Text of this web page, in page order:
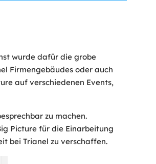
wurde dafür die grobe
Firmengebäudes oder auch
auf verschiedenen Events,
zu machen.
Picture für die Einarbeitung
bei Trianel zu verschaffen.